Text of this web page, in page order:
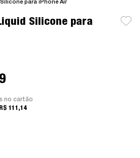
para iPhone Air
Silicone para
R$ 111,14